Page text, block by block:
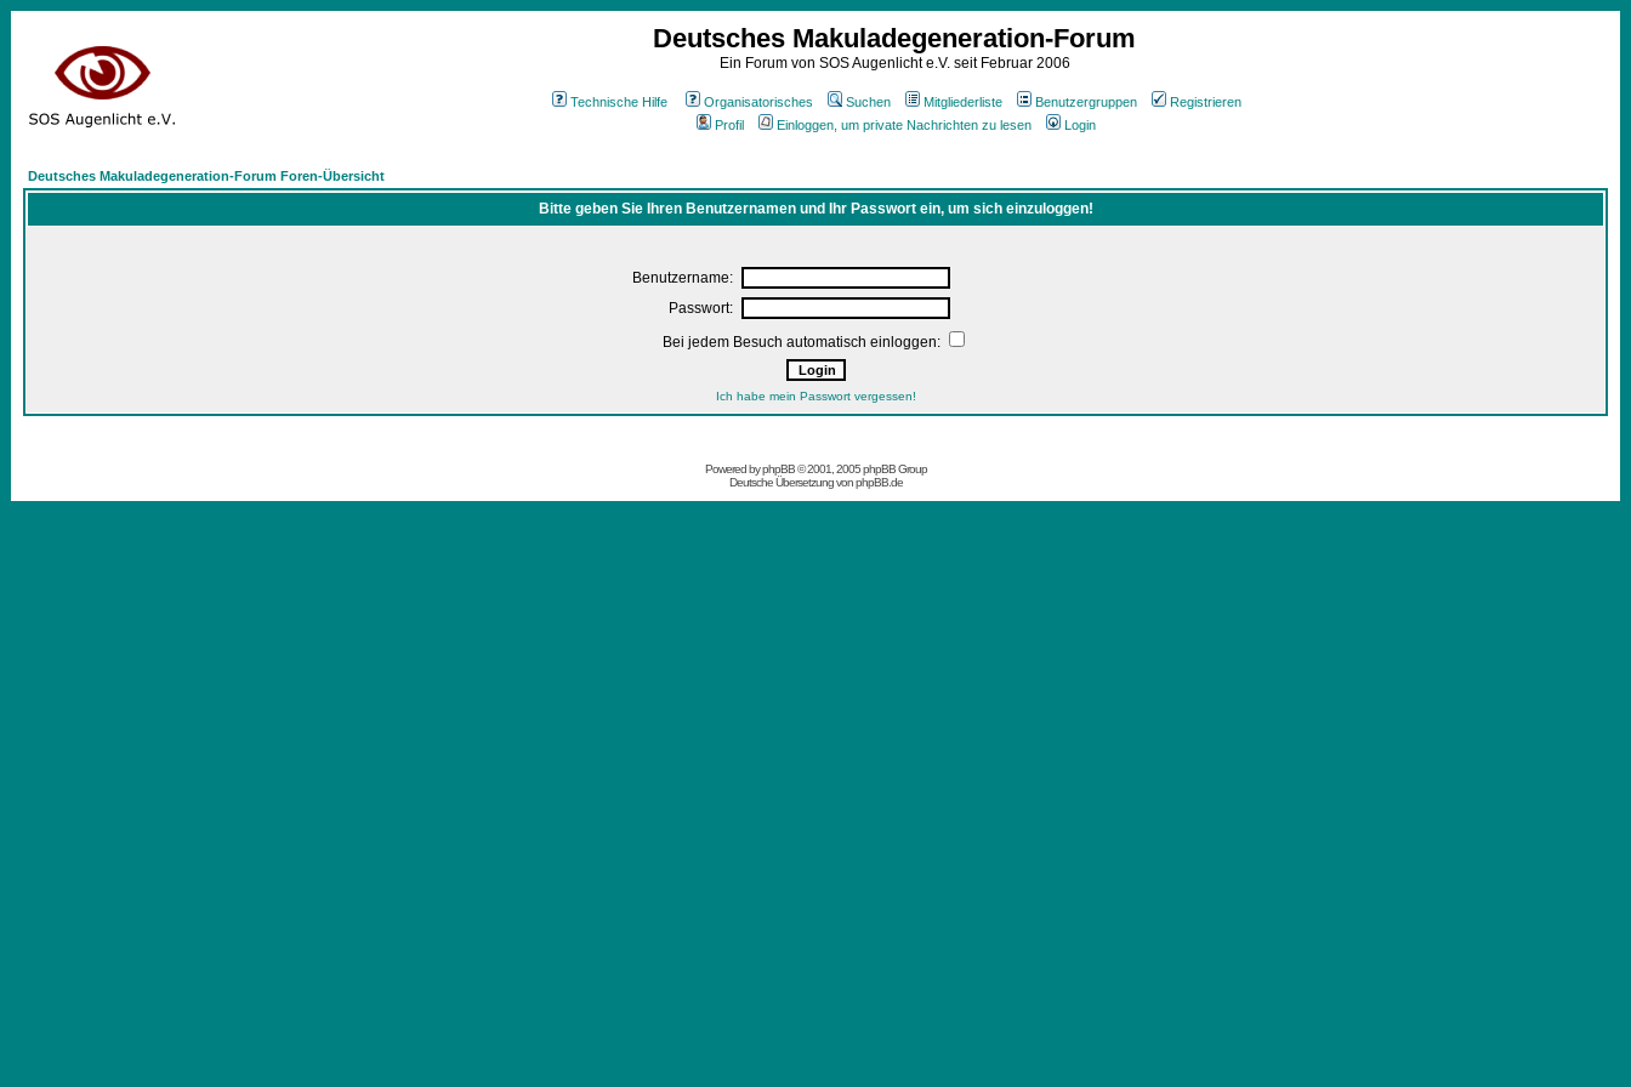
Deutsches Makuladegeneration-Forum
Ein Forum von SOS Augenlicht e.V. seit Februar 2006
Technische Hilfe Organisatorisches Suchen Mitgliederliste Benutzergruppen
Registrieren
Profil
Einloggen, um private Nachrichten zu lesen Login
Deutsches Makuladegeneration-Forum Foren-Übersicht
Bitte geben Sie Ihren Benutzernamen und Ihr Passwort ein, um sich einzuloggen!
Benutzername:
Passwort:
Bei jedem Besuch automatisch einloggen:
Ich habe mein Passwort vergessen!
Powered byphpBB© 2001, 2005 phpBB Group
Deutsche Übersetzung vonphpBB.de